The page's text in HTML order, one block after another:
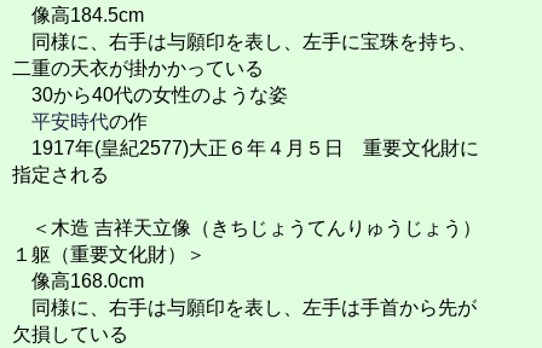
像高184.5cm
同様に、右手は与願印を表し、左手に宝珠を持ち、
二重の天衣が掛かかっている
30から40代の女性のような姿
平安時代の作
1917年(皇紀2577)大正６年４月５日 重要文化財に
指定される
＜木造 吉祥天立像（きちじょうてんりゅうじょう）
１躯（重要文化財）＞
像高168.0cm
同様に、右手は与願印を表し、左手は手首から先が
欠損している